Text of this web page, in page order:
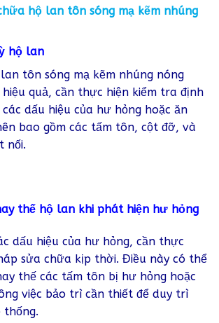
hộ lan tôn sóng mạ kẽm nhúng
hộ lan
tôn sóng mạ kẽm nhúng nóng
quả, cần thực hiện kiểm tra định
dấu hiệu của hư hỏng hoặc ăn
bao gồm các tấm tôn, cột đỡ, và
nối.
thế hộ lan khi phát hiện hư hỏng
dấu hiệu của hư hỏng, cần thực
sửa chữa kịp thời. Điều này có thể
thế các tấm tôn bị hư hỏng hoặc
việc bảo trì cần thiết để duy trì
thống.